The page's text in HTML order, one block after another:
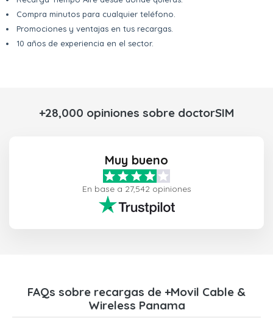
Compra minutos para cualquier teléfono.
Promociones y ventajas en tus recargas.
10 años de experiencia en el sector.
+28,000 opiniones sobre doctorSIM
Muy bueno
En base a 27,542 opiniones
FAQs sobre recargas de +Movil Cable &
Wireless Panama